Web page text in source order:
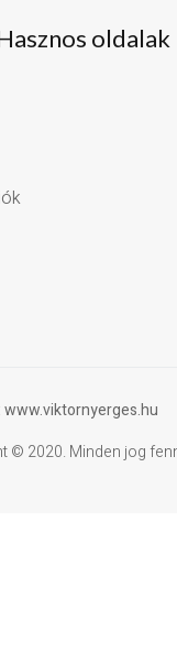
oldalak
www.viktornyerges.hu
© 2020. Minden jog